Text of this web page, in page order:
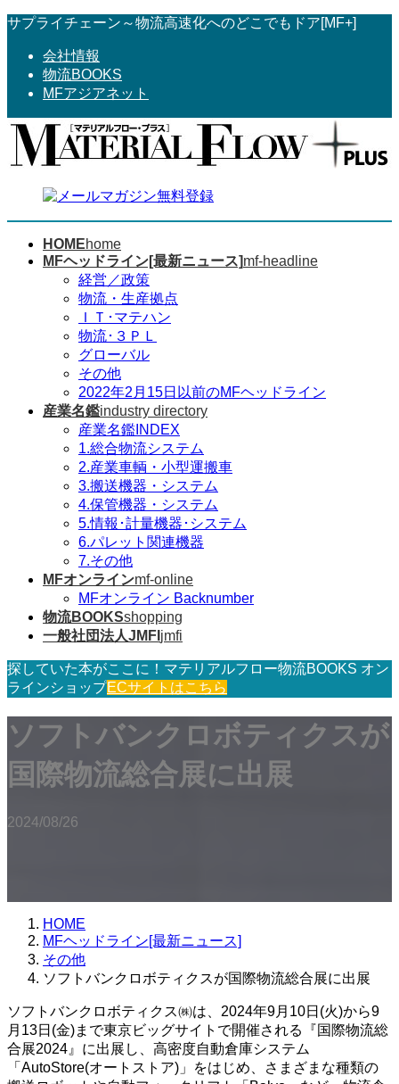
コ
へ
ス
ナ
ョ
ン
サプライチェーン～物流高速化へのどこでもドア[MF+]
会社情報
物流BOOKS
MFアジアネット
HOMEhome
MFヘッドライン[最新ニュース]mf-headline
経営／政策
物流・生産拠点
ＩＴ･マテハン
物流･３ＰＬ
グローバル
その他
2022年2月15日以前のMFヘッドライン
産業名鑑industry directory
産業名鑑INDEX
1.総合物流システム
2.産業車輌・小型運搬車
3.搬送機器・システム
4.保管機器・システム
5.情報･計量機器･システム
6.パレット関連機器
7.その他
MFオンラインmf-online
MFオンライン Backnumber
物流BOOKSshopping
一般社団法人JMFI jmfi
探していた本がここに！マテリアルフロー物流BOOKS オン
ラインショップECサイトはこちら
ソフトバンクロボティクスが
国際物流総合展に出展
2024/08/26
HOME
MFヘッドライン[最新ニュース]
その他
ソフトバンクロボティクスが国際物流総合展に出展
ソフトバンクロボティクス㈱は、2024年9月10日(火)から9
月13日(金)まで東京ビッグサイトで開催される『国際物流総
合展2024』に出展し、高密度自動倉庫システム
「AutoStore(オートストア)」をはじめ、さまざまな種類の